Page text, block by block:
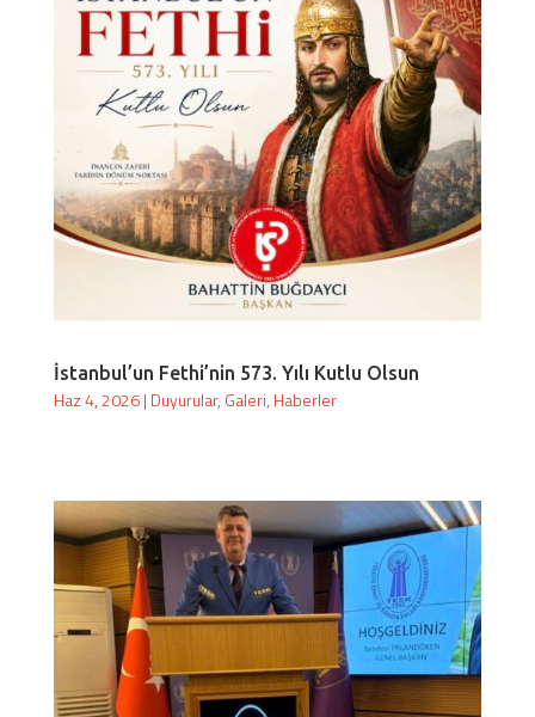
İstanbul’un Fethi’nin 573. Yılı Kutlu Olsun
Haz 4, 2026| Duyurular, Galeri, Haberler